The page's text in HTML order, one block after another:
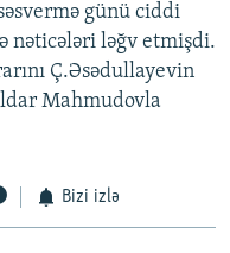
günü ciddi
nəticələri ləğv etmişdi.
Ç.Əsədullayevin
Mahmudovla
Bizi izlə